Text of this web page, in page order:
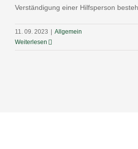
Verständigung einer Hilfsperson
11. 09. 2023
Allgemein
Weiterlesen